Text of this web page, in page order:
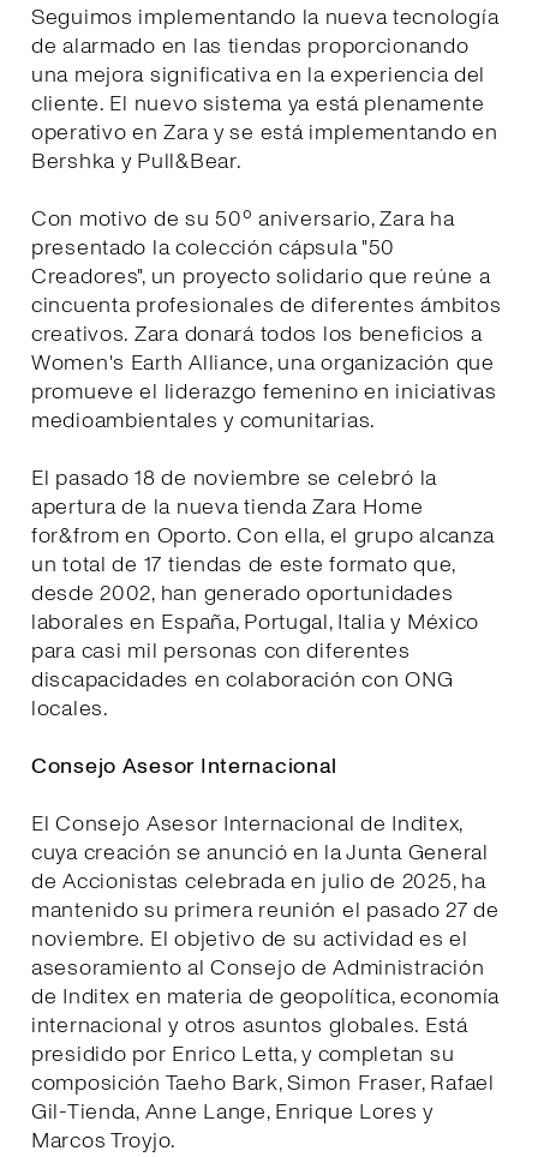
Seguimos implementando la nueva tecnología
de alarmado en las tiendas proporcionando
una mejora significativa en la experiencia del
cliente. El nuevo sistema ya está plenamente
operativo en Zara y se está implementando en
Bershka y Pull&Bear.
Con motivo de su 50º aniversario, Zara ha
presentado la colección cápsula "50
Creadores", un proyecto solidario que reúne a
cincuenta profesionales de diferentes ámbitos
creativos. Zara donará todos los beneficios a
Women's Earth Alliance, una organización que
promueve el liderazgo femenino en iniciativas
medioambientales y comunitarias.
El pasado 18 de noviembre se celebró la
apertura de la nueva tienda Zara Home
for&from en Oporto. Con ella, el grupo alcanza
un total de 17 tiendas de este formato que,
desde 2002, han generado oportunidades
laborales en España, Portugal, Italia y México
para casi mil personas con diferentes
discapacidades en colaboración con ONG
locales.
Consejo Asesor Internacional
El Consejo Asesor Internacional de Inditex,
cuya creación se anunció en la Junta General
de Accionistas celebrada en julio de 2025, ha
mantenido su primera reunión el pasado 27 de
noviembre. El objetivo de su actividad es el
asesoramiento al Consejo de Administración
de Inditex en materia de geopolítica, economía
internacional y otros asuntos globales. Está
presidido por Enrico Letta, y completan su
composición Taeho Bark, Simon Fraser, Rafael
Gil-Tienda, Anne Lange, Enrique Lores y
Marcos Troyjo.